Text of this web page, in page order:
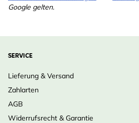
Google gelten.
SERVICE
Lieferung & Versand
Zahlarten
AGB
Widerrufsrecht & Garantie